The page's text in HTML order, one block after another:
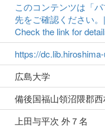
このコンテンツは「
先をご確認ください
Check the link for
https://
広島大学
備後国福山領沼隈郡
上田与平次 外７名